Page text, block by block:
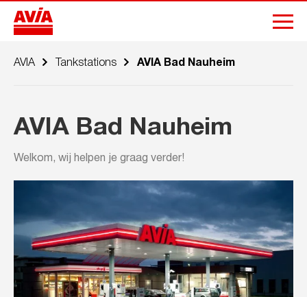
AVIA Tankstations AVIA Bad Nauheim
AVIA Bad Nauheim
Welkom, wij helpen je graag verder!